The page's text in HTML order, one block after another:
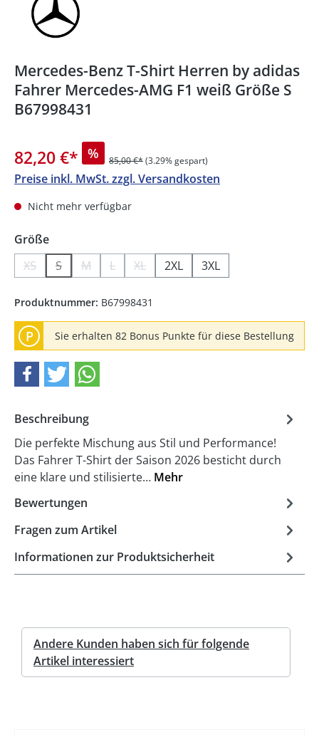
Mercedes-Benz T-Shirt Herren by adidas
Fahrer Mercedes-AMG F1 weiß Größe S
B67998431
82,20 €* % 85,00 €*(3.29% gespart)
Preise inkl. MwSt. zzgl. Versandkosten
Nicht mehr verfügbar
Größeauswählen
XS(Diese Option ist zurzeit nicht verfügbar.)
S(Diese Option ist zurzeit nicht verfügbar.)
M(Diese Option ist zurzeit nicht verfügbar.)
L(Diese Option ist zurzeit nicht verfügbar.)
XL(Diese Option ist zurzeit nicht
2XL 3XL
Produktnummer: B67998431
P Sie erhalten 82 Bonus Punkte für diese Bestellung
Beschreibung
Die perfekte Mischung aus Stil und Performance!
Das Fahrer T-Shirt der Saison 2026 besticht durch
eine klare und stilisierte… Mehr
Bewertungen
Fragen zum Artikel
Informationen zur Produktsicherheit
Andere Kunden haben sich für folgende
Artikel interessiert